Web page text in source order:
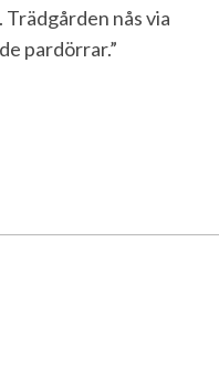
nås via
pardörrar.”